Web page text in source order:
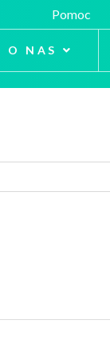
Pomoc
O NAS